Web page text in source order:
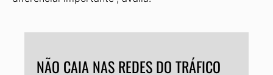
NÃO CAIA NAS REDES DO TRÁFICO